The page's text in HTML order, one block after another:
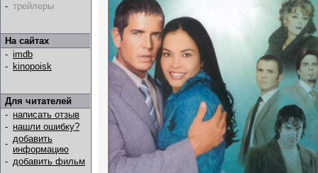
- трейлеры
На сайтах
- imdb
- kinopoisk
Для читателей
- написать отзыв
- нашли ошибку?
- добавить
информацию
- добавить фильм